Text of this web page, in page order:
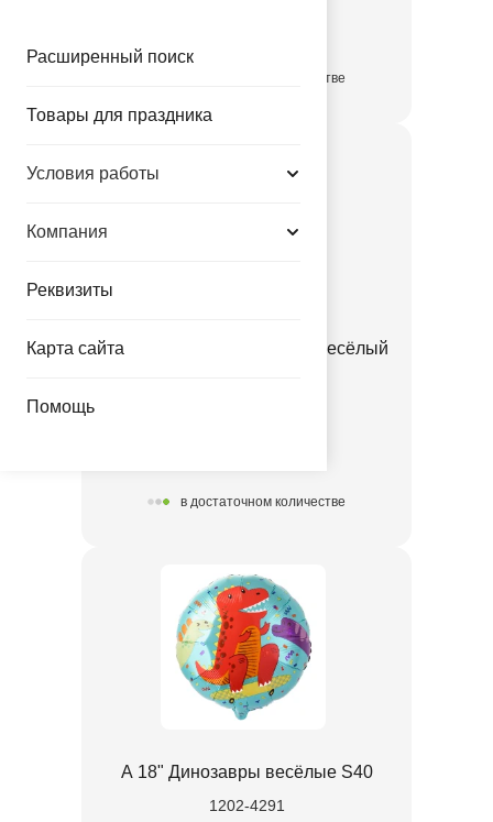
Расширенный поиск
Товары для праздника
Условия работы
Компания
Реквизиты
Карта сайта
Помощь
в достаточном количестве
А ФИГУРА/P35 Динозавр весёлый
в достаточном количестве
А 18" Динозавры весёлые S40
1202-4291